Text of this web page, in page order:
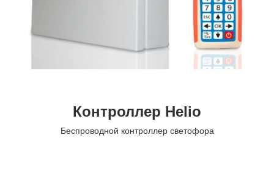
Контроллер Helio
Беспроводной контроллер светофора